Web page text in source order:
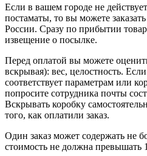
Если в вашем городе не
постаматы, то вы можете
России. Сразу по прибытии
извещение о посылке.
Перед оплатой вы можете
вскрывая): вес, целостность.
соответствует параметрам или
попросите сотрудника почты
Вскрывать коробку
того, как оплатили заказ.
Один заказ может содержать не
стоимость не должна превышать